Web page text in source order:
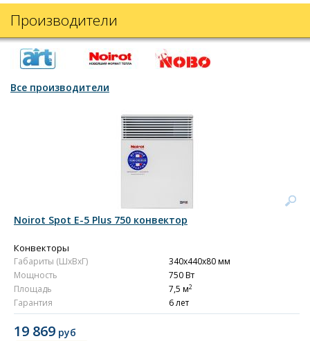
Производители
Все производители
Noirot Spot E-5 Plus 750 конвектор
Конвекторы
Габариты (ШxВxГ)
340x440x80 мм
Мощность
750 Вт
Площадь
7,5 м2
Гарантия 6 лет
19 869 руб